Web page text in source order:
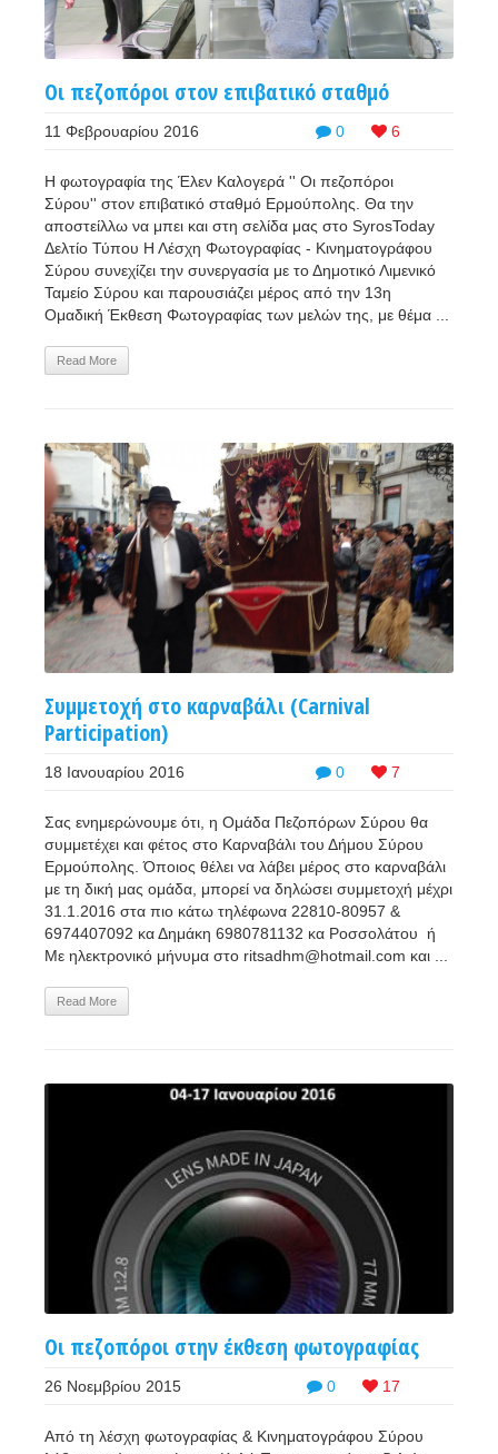
Οι πεζοπόροι στον επιβατικό σταθμό
0 6
11 Φεβρουαρίου 2016
Η φωτογραφία της Έλεν Καλογερά '' Οι πεζοπόροι
Σύρου'' στον επιβατικό σταθμό Ερμούπολης. Θα την
αποστείλλω να μπει και στη σελίδα μας στο SyrosToday
Δελτίο Τύπου Η Λέσχη Φωτογραφίας - Κινηματογράφου
Σύρου συνεχίζει την συνεργασία με το Δημοτικό Λιμενικό
Ταμείο Σύρου και παρουσιάζει μέρος από την 13η
Ομαδική Έκθεση Φωτογραφίας των μελών της, με θέμα ...
Read More
Συμμετοχή στο καρναβάλι (Carnival
Participation)
0 7
18 Ιανουαρίου 2016
Σας ενημερώνουμε ότι, η Ομάδα Πεζοπόρων Σύρου θα
συμμετέχει και φέτος στο Καρναβάλι του Δήμου Σύρου
Ερμούπολης. Όποιος θέλει να λάβει μέρος στο καρναβάλι
με τη δική μας ομάδα, μπορεί να δηλώσει συμμετοχή μέχρι
31.1.2016 στα πιο κάτω τηλέφωνα 22810-80957 &
6974407092 κα Δημάκη 6980781132 κα Ροσσολάτου ή
Με ηλεκτρονικό μήνυμα στο ritsadhm@hotmail.com και ...
Read More
Οι πεζοπόροι στην έκθεση φωτογραφίας
0 17
26 Νοεμβρίου 2015
Από τη λέσχη φωτογραφίας & Κινηματογράφου Σύρου